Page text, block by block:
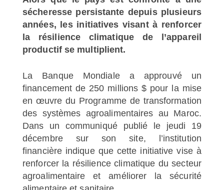
sécheresse persistante depuis plusieurs
années, les initiatives visant à renforcer
la résilience climatique de l’appareil
productif se multiplient.
La Banque Mondiale a approuvé un
financement de 250 millions $ pour la mise
en œuvre du Programme de transformation
des systèmes agroalimentaires au Maroc.
Dans un communiqué publié le jeudi 19
décembre sur son site, l’institution
financière indique que cette initiative vise à
renforcer la résilience climatique du secteur
agroalimentaire et améliorer la sécurité